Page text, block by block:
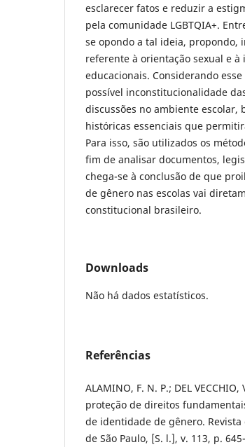
esclarecer fatos e reduzir a
pela comunidade LGBTQIA+.
se opondo a tal ideia, propondo,
referente à orientação sexual e
educacionais. Considerando
possível inconstitucionalidade
discussões no ambiente escolar,
históricas essenciais que
Para isso, são utilizados os
fim de analisar documentos,
chega-se à conclusão de que
de gênero nas escolas vai
constitucional brasileiro.
Downloads
Não há dados estatísticos.
Referências
ALAMINO, F. N. P.; DEL
proteção de direitos
de identidade de gênero.
de São Paulo, [S. l.], v. 113, p.